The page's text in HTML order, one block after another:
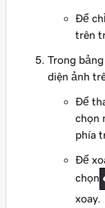
Để
trên
Trong
diện ảnh
Để
chọn
phía
Để
chọn
xoay.